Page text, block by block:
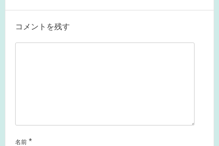
コメントを残す
名前 *